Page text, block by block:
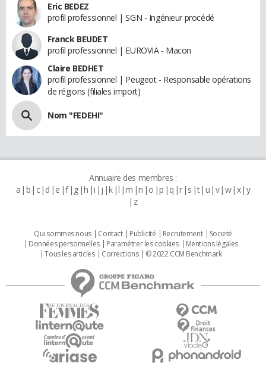
Eric BEDEZ
profil professionnel | SGN - Ingénieur procédé
Franck BEUDET
profil professionnel | EUROVIA - Macon
Claire BEDHET
profil professionnel | Peugeot - Responsable opérations
de régions (filiales import)
Nom "FEDEHI"
Annuaire des membres :
a b c d e f g h i j k l m n o p q r s t u v w x y
z
Qui sommes nous Contact Publicité Recrutement
Societé
Données personnelles
Paramétrer les cookies
Mentions légales
Tous les articles
Corrections © 2022 CCM Benchmark